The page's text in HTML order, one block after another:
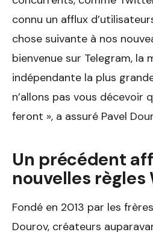
connu un afflux
chose suivante à nos
bienvenue sur Telegram, la
indépendante la plus
n’allons pas vous décevoir
feront », a assuré Pavel
Un précédent
nouvelles
Fondé en 2013 par les
Dourov, créateurs